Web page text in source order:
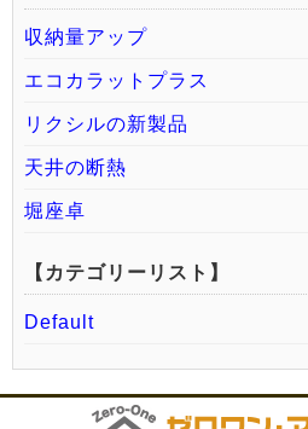
収納量アップ
エコカラットプラス
リクシルの新製品
天井の断熱
堀座卓
【カテゴリーリスト】
Default